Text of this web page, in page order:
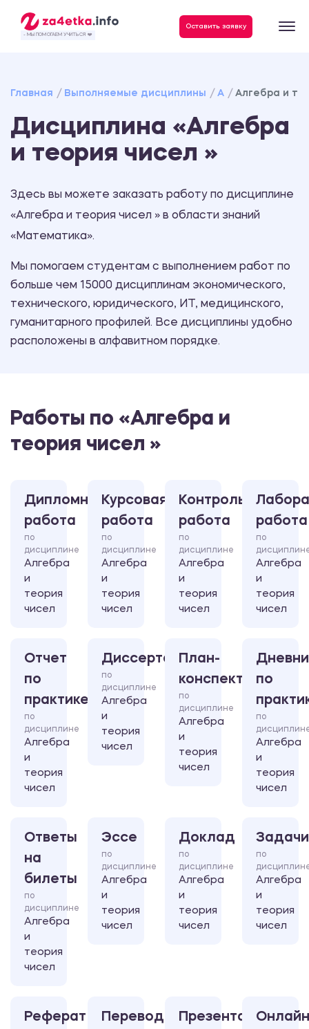
- МЫ ПОМОГАЕМ УЧИТЬСЯ ❤️
Оставить заявку
Главная Выполняемые дисциплины А Алгебра и
Дисциплина «Алгебра
и теория чисел »
Здесь вы можете заказать работу по дисциплине
«Алгебра и теория чисел » в области знаний
«Математика».
Мы помогаем студентам с выполнением работ по
больше чем 15000 дисциплинам экономического,
технического, юридического, ИТ, медицинского,
гуманитарного профилей. Все дисциплины удобно
расположены в алфавитном порядке.
Работы по «Алгебра и
теория чисел »
Дипломная
работа
по
дисциплине
Алгебра
и
теория
чисел
Курсовая
работа
по
дисциплине
Алгебра
и
теория
чисел
Контрольная
работа
по
дисциплине
Алгебра
и
теория
чисел
работа
по
Алгебра
и
теория
чисел
Отчет
по
практике
по
дисциплине
Алгебра
и
теория
чисел
Диссертация
по
дисциплине
Алгебра
и
теория
чисел
План-
конспект
по
дисциплине
Алгебра
и
теория
чисел
по
по
Алгебра
и
теория
чисел
Ответы
на
билеты
по
дисциплине
Алгебра
и
теория
чисел
Эссе
по
дисциплине
Алгебра
и
теория
чисел
Доклад
по
дисциплине
Алгебра
и
теория
чисел
Задачи
по
Алгебра
и
теория
чисел
Реферат Перевод Презентация